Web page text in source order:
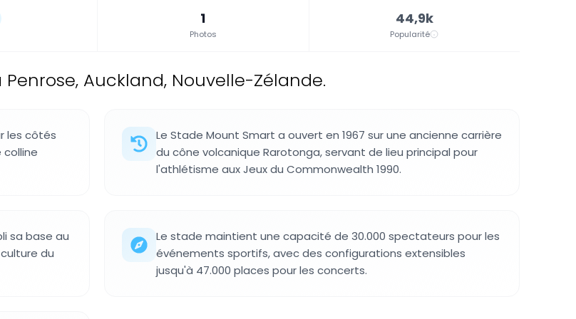
1
Photos
44,9k
Popularité
Auckland, Nouvelle-Zélande.
les côtés
Le Stade Mount Smart a ouvert en 1967 sur une ancienne carrière
du cône volcanique Rarotonga, servant de lieu principal pour
l'athlétisme aux Jeux du Commonwealth 1990.
sa base au
du
Le stade maintient une capacité de 30.000 spectateurs pour les
événements sportifs, avec des configurations extensibles
jusqu'à 47.000 places pour les concerts.